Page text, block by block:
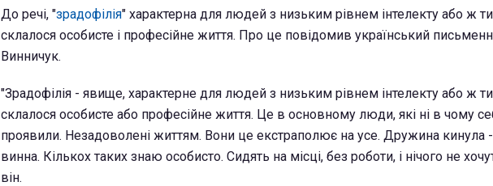
До речі, "зрадофілія" характерна для людей з низьким рівнем інтелекту або ж
склалося особисте і професійне життя. Про це повідомив український
Винничук.
"Зрадофілія - явище, характерне для людей з низьким рівнем інтелекту або ж
склалося особисте або професійне життя. Це в основному люди, які ні в чому
проявили. Незадоволені життям. Вони це екстраполює на усе. Дружина кинула
винна. Кількох таких знаю особисто. Сидять на місці, без роботи, і нічого не
він.